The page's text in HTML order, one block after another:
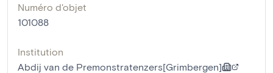
Numéro d'objet
101088
Institution
Abdij van de Premonstratenzers[Grimbergen]